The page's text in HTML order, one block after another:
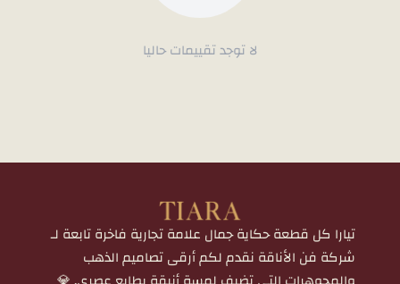
لا توجد تقييمات حاليا
تيارا كل قطعة حكاية جمال علامة تجارية فاخرة تابعة لـ
شركة فن الأناقة نقدم لكم أرقى تصاميم الذهب